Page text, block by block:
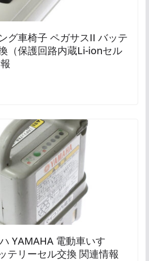
グ車椅子 ペガサスII バッテ
（保護回路内蔵Li-ionセル
YAMAHA 電動車いす
テリーセル交換 関連情報